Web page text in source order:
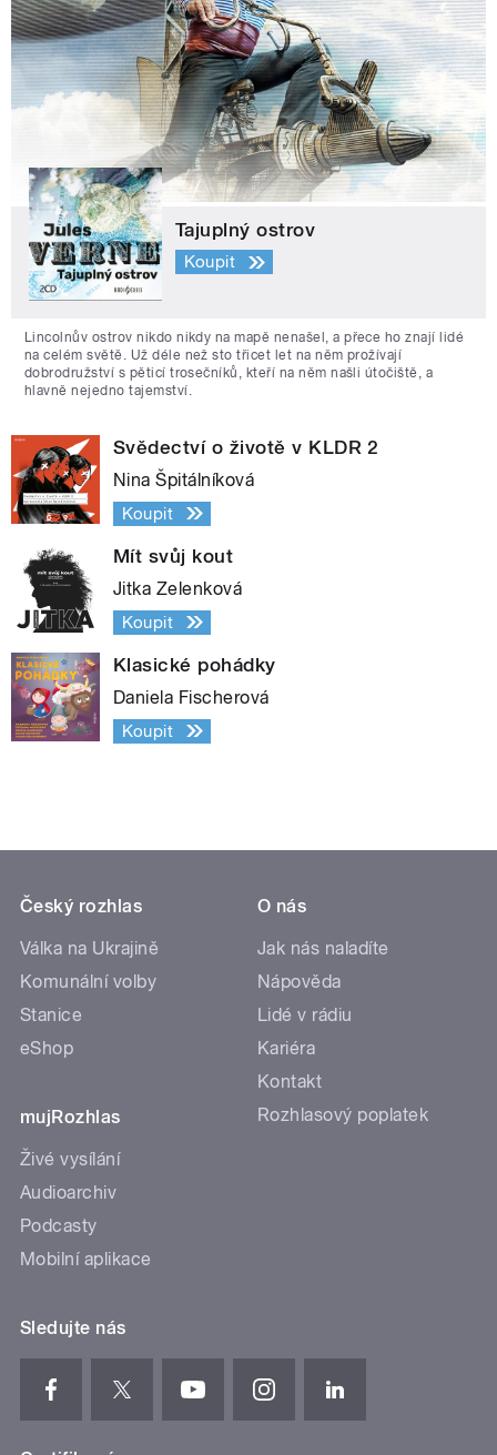
Tajuplný ostrov
Koupit
Lincolnův ostrov nikdo nikdy na mapě nenašel, a přece ho znají lidé
na celém světě. Už déle než sto třicet let na něm prožívají
dobrodružství s pěticí trosečníků, kteří na něm našli útočiště, a
hlavně nejedno tajemství.
Svědectví o životě v KLDR 2
Nina Špitálníková
Koupit
Mít svůj kout
Jitka Zelenková
Koupit
Klasické pohádky
Daniela Fischerová
Koupit
Český rozhlas
Válka na Ukrajině
Komunální volby
Stanice
eShop
mujRozhlas
Živé vysílání
Audioarchiv
Podcasty
Mobilní aplikace
O nás
Jak nás naladíte
Nápověda
Lidé v rádiu
Kariéra
Kontakt
Rozhlasový poplatek
Sledujte nás